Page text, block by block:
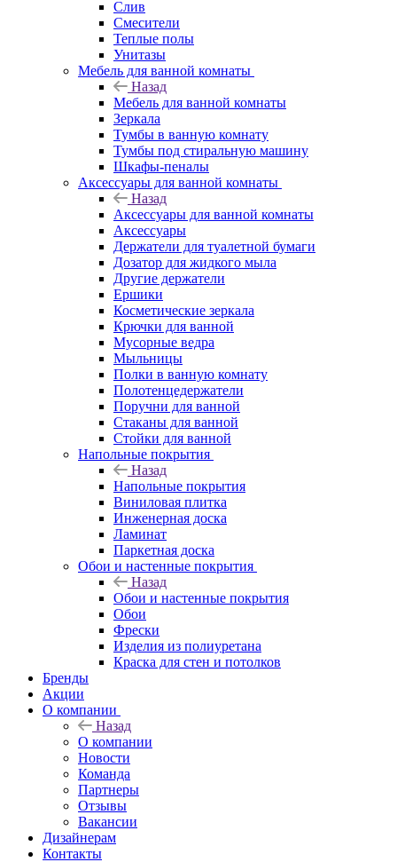
Слив
Смесители
Теплые полы
Унитазы
Мебель для ванной комнаты
Назад
Мебель для ванной комнаты
Зеркала
Тумбы в ванную комнату
Тумбы под стиральную машину
Шкафы-пеналы
Аксессуары для ванной комнаты
Назад
Аксессуары для ванной комнаты
Аксессуары
Держатели для туалетной бумаги
Дозатор для жидкого мыла
Другие держатели
Ершики
Косметические зеркала
Крючки для ванной
Мусорные ведра
Мыльницы
Полки в ванную комнату
Полотенцедержатели
Поручни для ванной
Стаканы для ванной
Стойки для ванной
Напольные покрытия
Назад
Напольные покрытия
Виниловая плитка
Инженерная доска
Ламинат
Паркетная доска
Обои и настенные покрытия
Назад
Обои и настенные покрытия
Обои
Фрески
Изделия из полиуретана
Краска для стен и потолков
Бренды
Акции
О компании
Назад
О компании
Новости
Команда
Партнеры
Отзывы
Вакансии
Дизайнерам
Контакты